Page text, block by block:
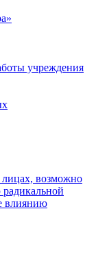
учреждения
возможно
влиянию